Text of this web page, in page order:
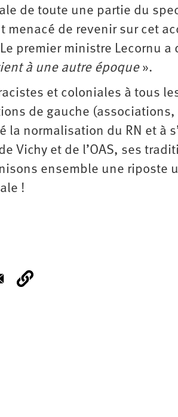
de toute une partie du
de revenir sur cet
premier ministre Lecornu a
à une autre époque».
et coloniales à tous
de gauche
normalisation du RN et à
Vichy et de l’OAS, ses
ensemble une riposte
!